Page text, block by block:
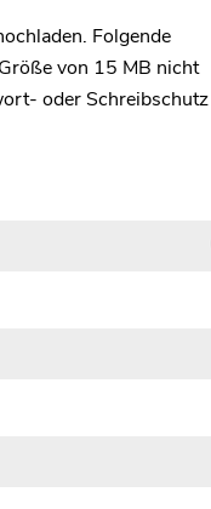
Folgende
von 15 MB nicht
oder Schreibschutz